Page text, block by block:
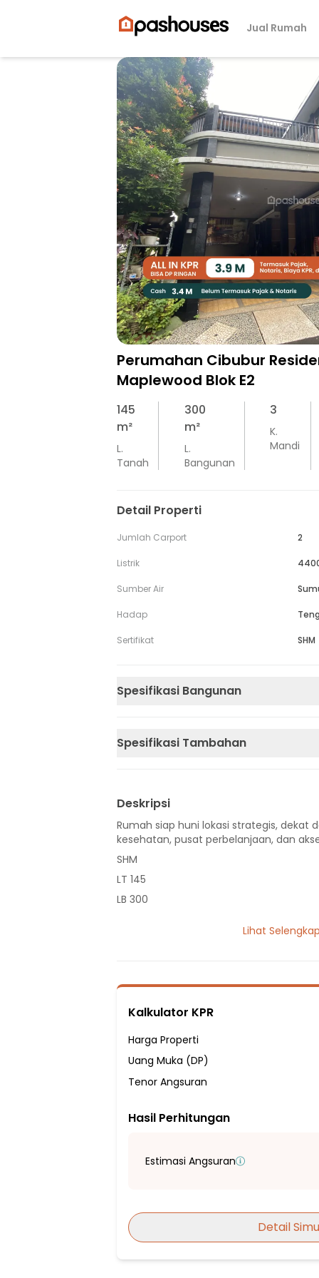
Jual Rumah
Perumahan Cibubur
Maplewood Blok E2
145
m²
L.
Tanah
300
m²
L.
Bangunan
3
K.
Mandi
Detail Properti
Jumlah Carport 2
Listrik
Sumber Air
Hadap
Sertifikat SHM
Spesifikasi Bangunan
Spesifikasi Tambahan
Deskripsi
Rumah siap huni lokasi strategis, dekat
kesehatan, pusat perbelanjaan, dan
SHM
LT 145
LB 300
Hadap Tenggara
Fasilitas Sekitar Hunian:
8 Menit ke Sekolah Dasar Islam Ar-
9 Menit ke SDN Jatisampurna VI Bekasi
14 Menit ke Sekolah Dasar Emaus
5 Menit ke SMP PENUAI
10 Menit ke Sekolah Menengah Atas
13 Menit ke SMA Yadika 11 Jatirangga
17 Menit ke SMAN 7 Depok
Lihat
Kalkulator KPR
Harga Properti
Uang Muka (DP)
Tenor Angsuran
Hasil Perhitungan
Estimasi Angsuran
Detail